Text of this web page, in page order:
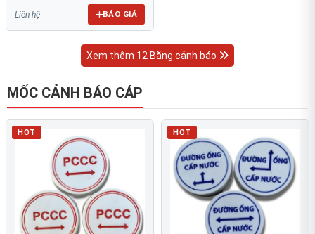
Liên hệ BÁO GIÁ
Xem thêm 12 Băng cảnh báo
MỐC CẢNH BÁO CÁP
HOT HOT